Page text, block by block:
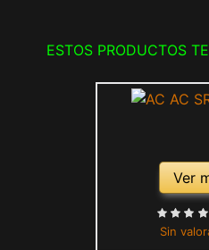
ESTOS PRODUCTOS
Ver
Sin